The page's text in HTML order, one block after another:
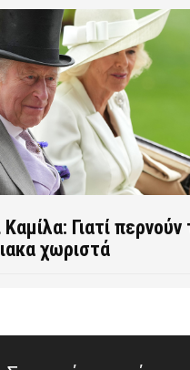
Γιατί περνούν
χωριστά